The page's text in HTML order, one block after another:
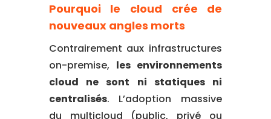
Pourquoi le cloud crée de
nouveaux angles morts
Contrairement aux infrastructures
on-premise, les environnements
cloud ne sont ni statiques ni
centralisés. L’adoption massive
du multicloud (public, privé ou